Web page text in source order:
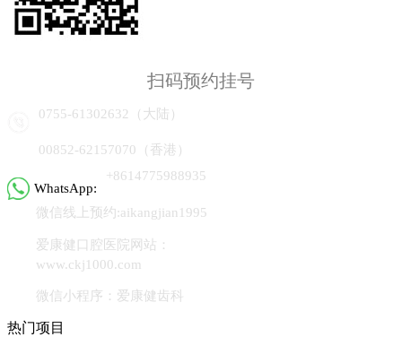
扫码预约挂号
0755-61302632（大陆）
00852-62157070（香港）
WhatsApp:
+8614775988935
微信线上预约:aikangjian1995
爱康健口腔医院网站：
www.ckj1000.com
微信小程序：爱康健齿科
热门项目